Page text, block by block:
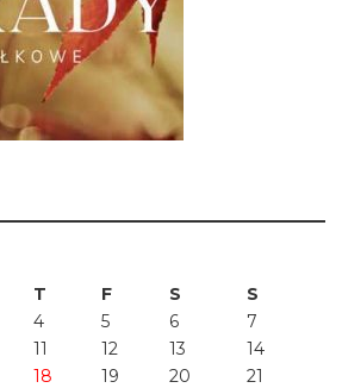
T F S
S
4 5 6
7
11 12 13
14
18 19 20
21